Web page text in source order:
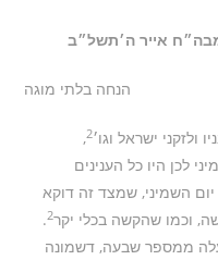
אייר ה׳תשל״ב
הנחה בלתי מוגה
ולזקני ישראל וגו׳2
,
לכן היו כל הענינים
יום השמיני, שמצד זה דוקא
וכמו שהקשה בכלי יקר2
.
ממספר שבעה, דשמונה